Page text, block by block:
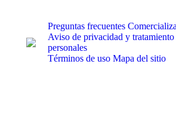
Preguntas frecuentes
Aviso de privacidad y tratamiento
personales
Términos de uso Mapa del sitio